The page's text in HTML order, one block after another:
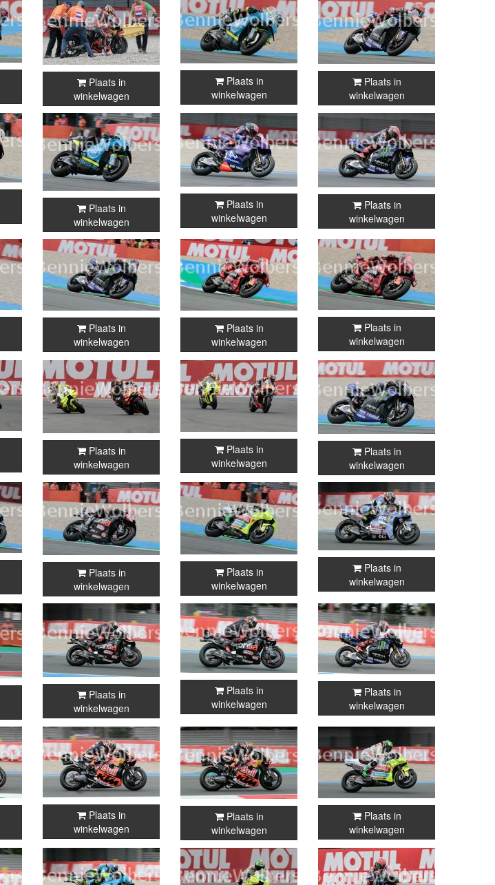
Plaats in
winkelwagen
Plaats in
winkelwagen
Plaats in
winkelwagen
Plaats in
winkelwagen
Plaats in
winkelwagen
Plaats in
winkelwagen
Plaats in
winkelwagen
Plaats in
winkelwagen
Plaats in
winkelwagen
Plaats in
winkelwagen
Plaats in
winkelwagen
Plaats in
winkelwagen
Plaats in
winkelwagen
Plaats in
winkelwagen
Plaats in
winkelwagen
Plaats in
winkelwagen
Plaats in
winkelwagen
Plaats in
winkelwagen
Plaats in
winkelwagen
Plaats in
winkelwagen
Plaats in
winkelwagen